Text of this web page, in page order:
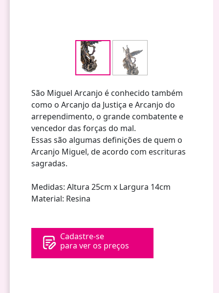
São Miguel Arcanjo é conhecido também
como o Arcanjo da Justiça e Arcanjo do
arrependimento, o grande combatente e
vencedor das forças do mal.
Essas são algumas definições de quem o
Arcanjo Miguel, de acordo com escrituras
sagradas.
Medidas: Altura 25cm x Largura 14cm
Material: Resina
Cadastre-se
para ver os preços